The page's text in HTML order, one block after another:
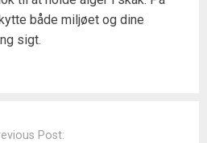
både miljøet og dine
sigt.
Post: